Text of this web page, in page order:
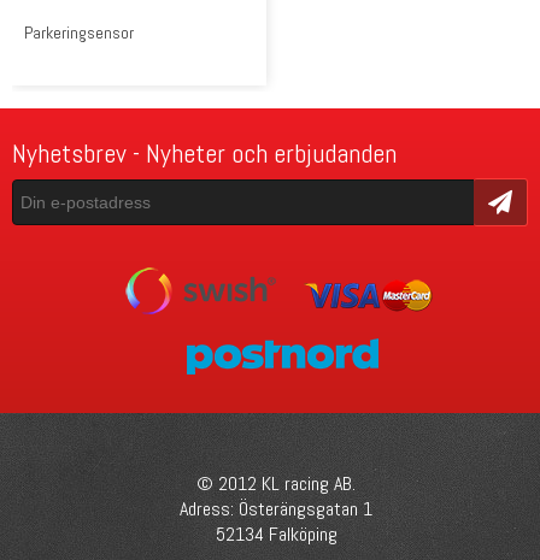
Parkeringsensor
Nyhetsbrev - Nyheter och erbjudanden
Skicka
© 2012 KL racing AB.
Adress: Österängsgatan 1
52134 Falköping